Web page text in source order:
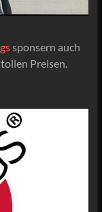
sponsern auch
Preisen.